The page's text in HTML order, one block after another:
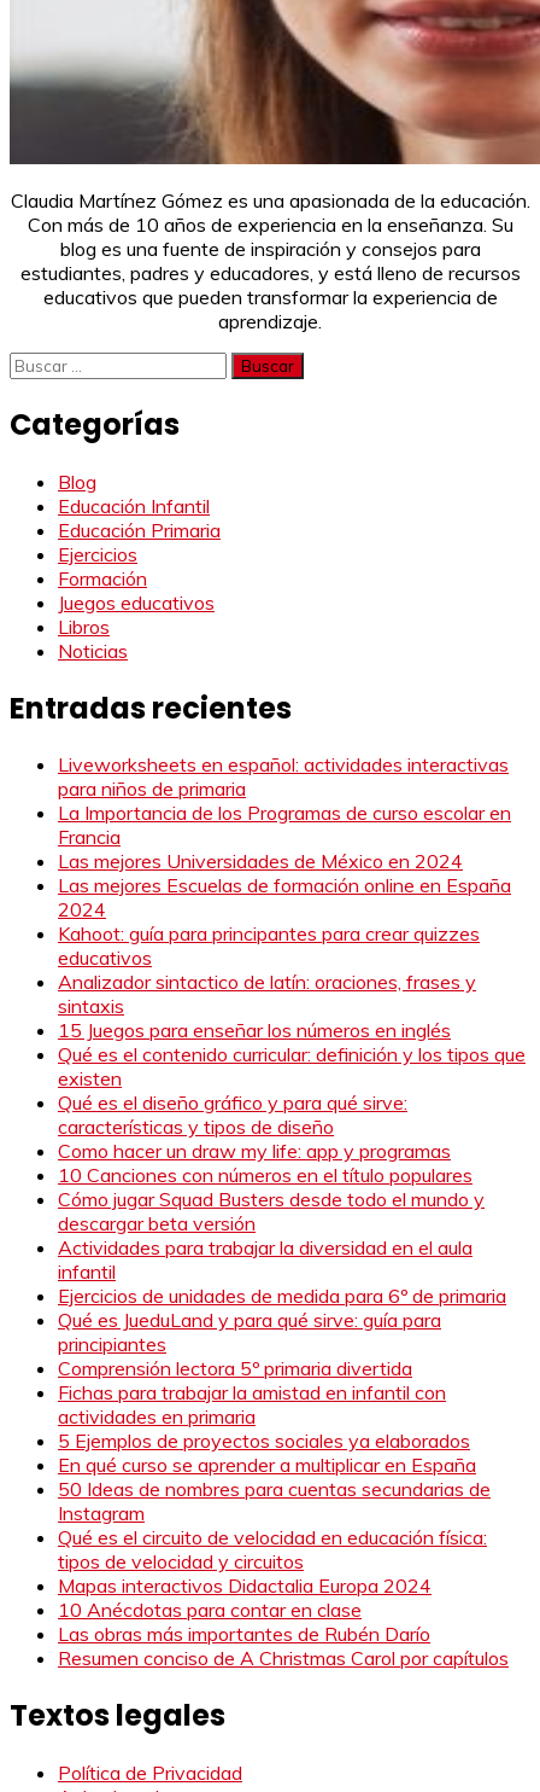
Claudia Martínez Gómez es una apasionada de la educación.
Con más de 10 años de experiencia en la enseñanza. Su
blog es una fuente de inspiración y consejos para
estudiantes, padres y educadores, y está lleno de recursos
educativos que pueden transformar la experiencia de
aprendizaje.
Buscar:
Categorías
Blog
Educación Infantil
Educación Primaria
Ejercicios
Formación
Juegos educativos
Libros
Noticias
Entradas recientes
Liveworksheets en español: actividades interactivas
para niños de primaria
La Importancia de los Programas de curso escolar en
Francia
Las mejores Universidades de México en 2024
Las mejores Escuelas de formación online en España
2024
Kahoot: guía para principantes para crear quizzes
educativos
Analizador sintactico de latín: oraciones, frases y
sintaxis
15 Juegos para enseñar los números en inglés
Qué es el contenido curricular: definición y los tipos que
existen
Qué es el diseño gráfico y para qué sirve:
características y tipos de diseño
Como hacer un draw my life: app y programas
10 Canciones con números en el título populares
Cómo jugar Squad Busters desde todo el mundo y
descargar beta versión
Actividades para trabajar la diversidad en el aula
infantil
Ejercicios de unidades de medida para 6º de primaria
Qué es JueduLand y para qué sirve: guía para
principiantes
Comprensión lectora 5º primaria divertida
Fichas para trabajar la amistad en infantil con
actividades en primaria
5 Ejemplos de proyectos sociales ya elaborados
En qué curso se aprender a multiplicar en España
50 Ideas de nombres para cuentas secundarias de
Instagram
Qué es el circuito de velocidad en educación física:
tipos de velocidad y circuitos
Mapas interactivos Didactalia Europa 2024
10 Anécdotas para contar en clase
Las obras más importantes de Rubén Darío
Resumen conciso de A Christmas Carol por capítulos
Textos legales
Política de Privacidad